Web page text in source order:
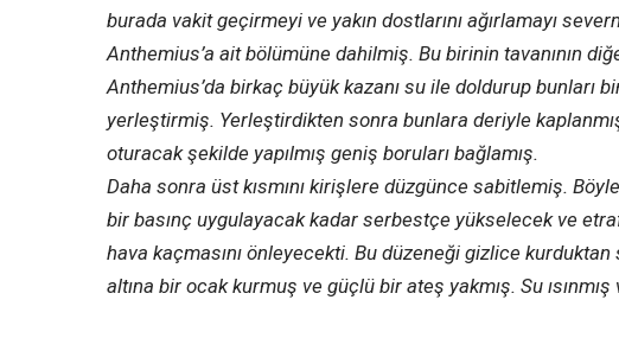
burada vakit geçirmeyi ve yakın dostlarını ağırlamayı
Anthemius’a ait bölümüne dahilmiş. Bu birinin tavanının
Anthemius’da birkaç büyük kazanı su ile doldurup bunları
yerleştirmiş. Yerleştirdikten sonra bunlara deriyle kaplanmış
oturacak şekilde yapılmış geniş boruları bağlamış.
Daha sonra üst kısmını kirişlere düzgünce sabitlemiş.
bir basınç uygulayacak kadar serbestçe yükselecek ve
hava kaçmasını önleyecekti. Bu düzeneği gizlice kurduktan
altına bir ocak kurmuş ve güçlü bir ateş yakmış. Su